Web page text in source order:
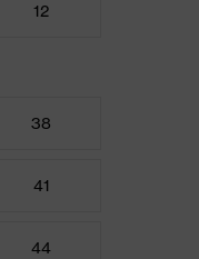
12
38
41
44